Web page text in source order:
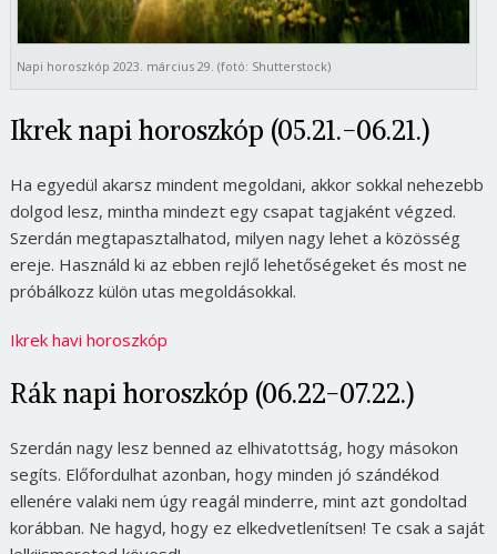
Napi horoszkóp 2023. március 29. (fotó: Shutterstock)
Ikrek napi horoszkóp (05.21.-06.21.)
Ha egyedül akarsz mindent megoldani, akkor sokkal nehezebb
dolgod lesz, mintha mindezt egy csapat tagjaként végzed.
Szerdán megtapasztalhatod, milyen nagy lehet a közösség
ereje. Használd ki az ebben rejlő lehetőségeket és most ne
próbálkozz külön utas megoldásokkal.
Ikrek havi horoszkóp
Rák napi horoszkóp (06.22-07.22.)
Szerdán nagy lesz benned az elhivatottság, hogy másokon
segíts. Előfordulhat azonban, hogy minden jó szándékod
ellenére valaki nem úgy reagál minderre, mint azt gondoltad
korábban. Ne hagyd, hogy ez elkedvetlenítsen! Te csak a saját